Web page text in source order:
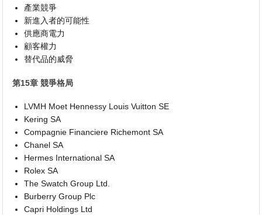
產業競爭
新進入者的可能性
供應商電力
顧客權力
替代品的威脅
第15章 競爭格局
LVMH Moet Hennessy Louis Vuitton SE
Kering SA
Compagnie Financiere Richemont SA
Chanel SA
Hermes International SA
Rolex SA
The Swatch Group Ltd.
Burberry Group Plc
Capri Holdings Ltd